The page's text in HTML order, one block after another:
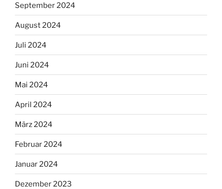
September 2024
August 2024
Juli 2024
Juni 2024
Mai 2024
April 2024
März 2024
Februar 2024
Januar 2024
Dezember 2023